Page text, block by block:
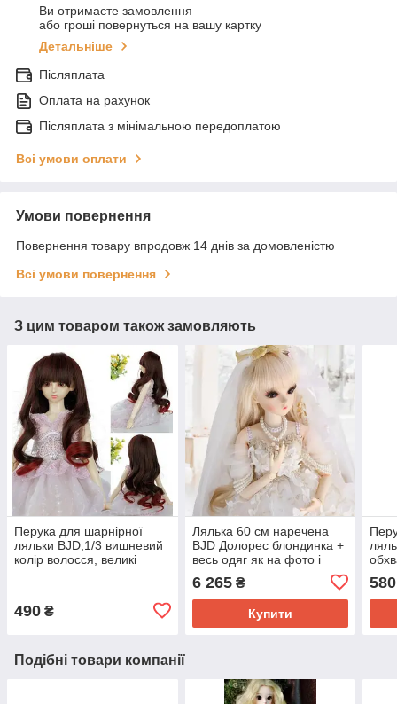
Ви отримаєте замовлення
або гроші повернуться на вашу картку
Детальніше
Післяплата
Оплата на рахунок
Післяплата з мінімальною передоплатою
Всі умови оплати
Умови повернення
Повернення товару впродовж 14 днів за домовленістю
Всі умови повернення
З цим товаром також замовляють
Перука для шарнірної
ляльки BJD,1/3 вишневий
колір волосся, великі
490 ₴
Лялька 60 см наречена
BJD Долорес блондинка +
весь одяг як на фото і
6 265₴
Купити
580
Подібні товари компанії